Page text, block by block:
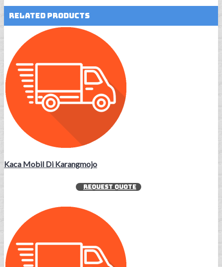
Related Products
Kaca Mobil Di Karangmojo
REQUEST QUOTE